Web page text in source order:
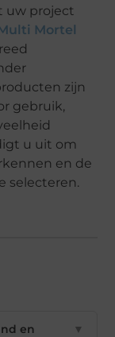
uw project
Mortel
zijn
gebruik,
u uit om
en de
selecteren.
en
▼